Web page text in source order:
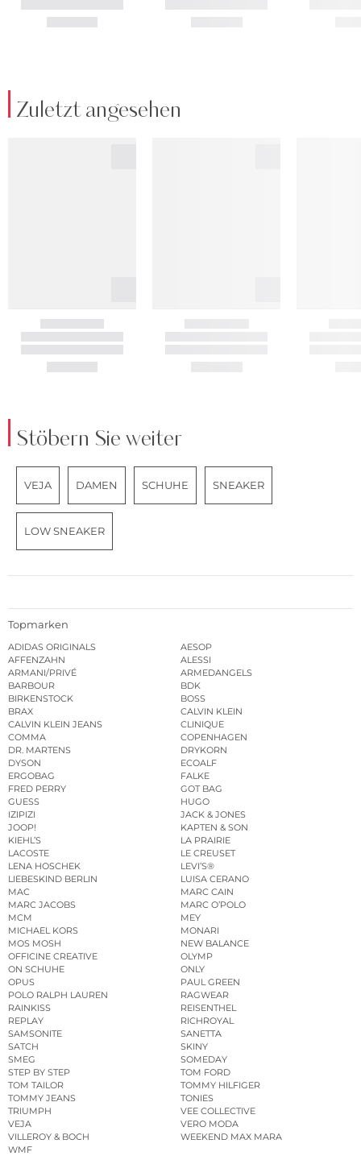
Zuletzt angesehen
Stöbern Sie weiter
VEJA DAMEN SCHUHE SNEAKER
LOW SNEAKER
Topmarken
ADIDAS ORIGINALS
AESOP
AFFENZAHN
ALESSI
ARMANI/PRIVÉ
ARMEDANGELS
BARBOUR
BDK
BIRKENSTOCK
BOSS
BRAX
CALVIN KLEIN
CALVIN KLEIN JEANS
CLINIQUE
COMMA
COPENHAGEN
DR. MARTENS
DRYKORN
DYSON
ECOALF
ERGOBAG
FALKE
FRED PERRY
GOT BAG
GUESS
HUGO
IZIPIZI
JACK & JONES
JOOP!
KAPTEN & SON
KIEHL’S
LA PRAIRIE
LACOSTE
LE CREUSET
LENA HOSCHEK
LEVI’S®
LIEBESKIND BERLIN
LUISA CERANO
MAC
MARC CAIN
MARC JACOBS
MARC O’POLO
MCM
MEY
MICHAEL KORS
MONARI
MOS MOSH
NEW BALANCE
OFFICINE CREATIVE
OLYMP
ON SCHUHE
ONLY
OPUS
PAUL GREEN
POLO RALPH LAUREN
RAGWEAR
RAINKISS
REISENTHEL
REPLAY
RICHROYAL
SAMSONITE
SANETTA
SATCH
SKINY
SMEG
SOMEDAY
STEP BY STEP
TOM FORD
TOM TAILOR
TOMMY HILFIGER
TOMMY JEANS
TONIES
TRIUMPH
VEE COLLECTIVE
VEJA
VERO MODA
VILLEROY & BOCH
WEEKEND MAX MARA
WMF